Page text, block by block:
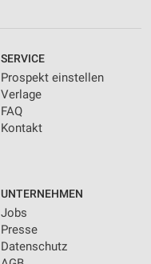
SERVICE
Prospekt einstellen
Verlage
FAQ
Kontakt
UNTERNEHMEN
Jobs
Presse
Datenschutz